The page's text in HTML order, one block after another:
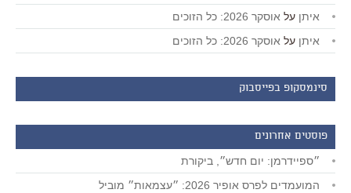
איתן על אוסקר 2026: כל הזוכים
איתן על אוסקר 2026: כל הזוכים
סינמסקופ בפייסבוק
פוסטים אחרונים
״ספיידרמן: יום חדש״, ביקורת
המועמדים לפרס אופיר 2026: ״עצמאות״ מוביל